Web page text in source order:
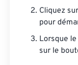
Cliquez
pour
Lorsque
sur le